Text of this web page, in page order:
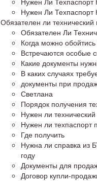
Нужен Ли
Обязателен ли
Обязателен Ли
Когда можно
Встречаются особые
Какие документы
В каких случаях
документы при
Светлана
Порядок получения
Нужен ли
Нужен ли техпаспорт
Где получить
Нужна ли справка из
году
Документы для
Договор купли-